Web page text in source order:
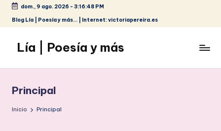
Saltar
contenido
dom., 9 ago. 2026 - 3:16:49 PM
Blog Lía | Poesía y más... | Internet: victoriapereira.es
Lía | Poesía y más
Principal
Inicio Principal